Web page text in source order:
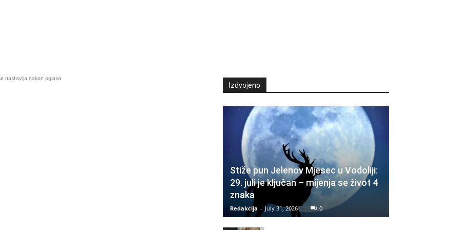
nastavlja nakon oglasa
Izdvojeno
Stiže pun Jelenov Mjesec u Vodoliji:
29. juli je ključan – mijenja se život 4
znaka
Redakcija - July 31, 2026 0